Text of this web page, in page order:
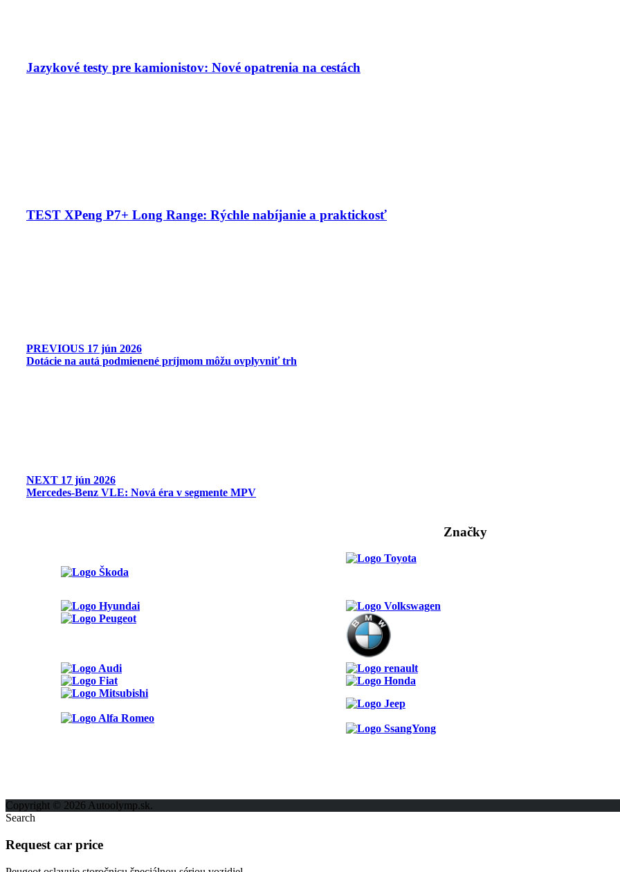
Jazykové testy pre kamionistov: Nové opatrenia na cestách
TEST XPeng P7+ Long Range: Rýchle nabíjanie a praktickosť
PREVIOUS 17 jún 2026
Dotácie na autá podmienené príjmom môžu ovplyvniť trh
NEXT 17 jún 2026
Mercedes-Benz VLE: Nová éra v segmente MPV
Značky
Copyright © 2026 Autoolymp.sk.
Search
Request car price